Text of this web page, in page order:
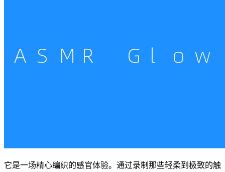
它是一场精心编织的感官体验。通过录制那些轻柔到极致的触